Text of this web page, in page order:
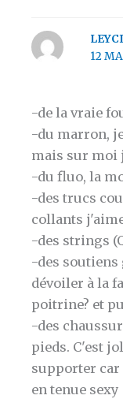
12
-de la vraie
-du marron,
mais sur moi
-du fluo, la
-des trucs
collants
-des strings
-des
dévoiler à la
poitrine? et
-des
pieds. C'est
supporter car
en tenue